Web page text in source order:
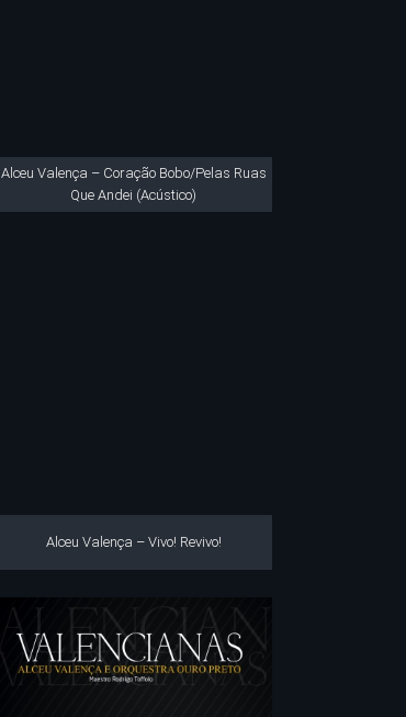
Alceu Valença – Coração Bobo/Pelas Ruas
Que Andei (Acústico)
Alceu Valença – Vivo! Revivo!